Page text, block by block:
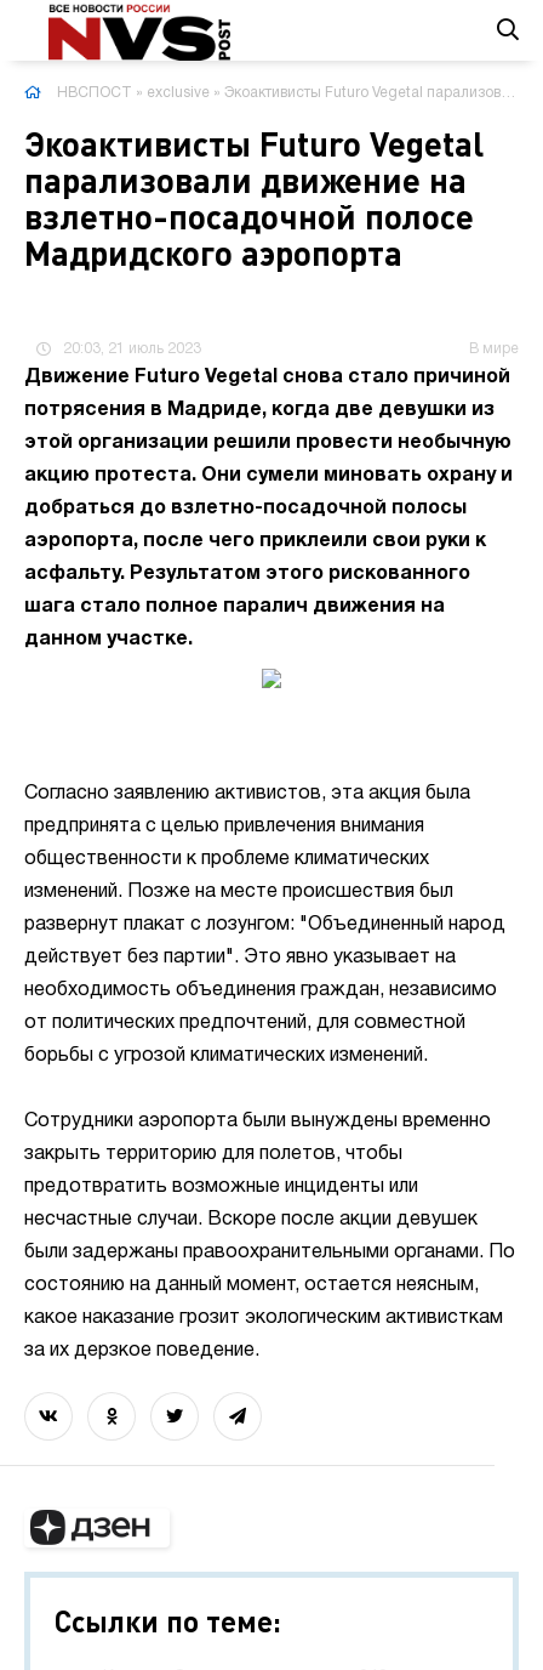
НВСПОСТ » exclusive » Экоактивисты Futuro Vegetal парализовали движение на взлетно-посадочной полосе Мадридского аэропорта
Экоактивисты Futuro Vegetal
парализовали движение на
взлетно-посадочной полосе
Мадридского аэропорта
20:03, 21 июль 2023 В мире
Движение Futuro Vegetal снова стало причиной
потрясения в Мадриде, когда две девушки из
этой организации решили провести необычную
акцию протеста. Они сумели миновать охрану и
добраться до взлетно-посадочной полосы
аэропорта, после чего приклеили свои руки к
асфальту. Результатом этого рискованного
шага стало полное паралич движения на
данном участке.
Согласно заявлению активистов, эта акция была
предпринята с целью привлечения внимания
общественности к проблеме климатических
изменений. Позже на месте происшествия был
развернут плакат с лозунгом: "Объединенный народ
действует без партии". Это явно указывает на
необходимость объединения граждан, независимо
от политических предпочтений, для совместной
борьбы с угрозой климатических изменений.
Сотрудники аэропорта были вынуждены временно
закрыть территорию для полетов, чтобы
предотвратить возможные инциденты или
несчастные случаи. Вскоре после акции девушек
были задержаны правоохранительными органами. По
состоянию на данный момент, остается неясным,
какое наказание грозит экологическим активисткам
за их дерзкое поведение.
Ссылки по теме: